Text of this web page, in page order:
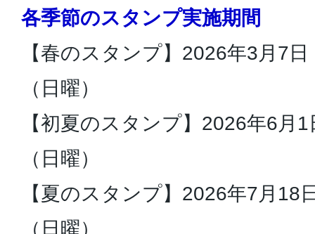
各季節のスタンプ実施期間
【春のスタンプ】2026年3月7
（日曜）
【初夏のスタンプ】2026年6月
（日曜）
【夏のスタンプ】2026年7月18
（日曜）